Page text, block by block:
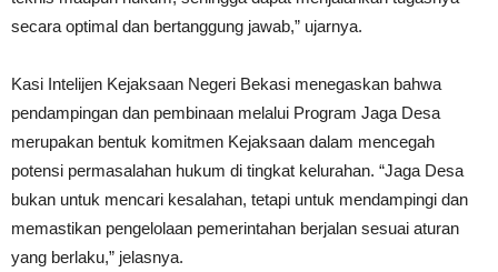
secara optimal dan bertanggung jawab,” ujarnya.
Kasi Intelijen Kejaksaan Negeri Bekasi menegaskan bahwa
pendampingan dan pembinaan melalui Program Jaga Desa
merupakan bentuk komitmen Kejaksaan dalam mencegah
potensi permasalahan hukum di tingkat kelurahan. “Jaga Desa
bukan untuk mencari kesalahan, tetapi untuk mendampingi dan
memastikan pengelolaan pemerintahan berjalan sesuai aturan
yang berlaku,” jelasnya.